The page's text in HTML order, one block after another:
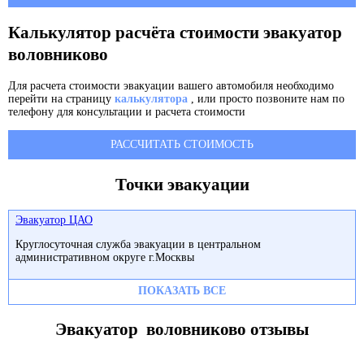
Калькулятор расчёта стоимости эвакуатор
воловниково
Для расчета стоимости эвакуации вашего автомобиля необходимо
перейти на страницу калькулятора , или просто позвоните нам по
телефону для консультации и расчета стоимости
РАССЧИТАТЬ СТОИМОСТЬ
Точки эвакуации
Эвакуатор ЦАО
Круглосуточная служба эвакуации в центральном
административном округе г.Москвы
ПОКАЗАТЬ ВСЕ
Эвакуатор воловниково отзывы